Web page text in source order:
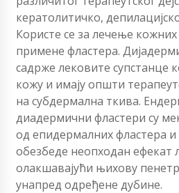
кератолитичко,
Користе се за лечење
примене фластера.
садрже лековите супстанце
кожу и имају општи
на субдермална ткива.
диадермични фластери су
од епидермалних фластера
обезбеде неопходан ефекат
олакшавајући њихову
унапред одређене дубине.